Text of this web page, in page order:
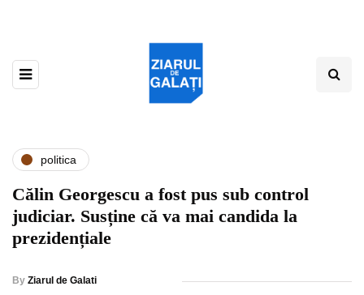
politica
Călin Georgescu a fost pus sub control
judiciar. Susține că va mai candida la
prezidențiale
By Ziarul de Galati